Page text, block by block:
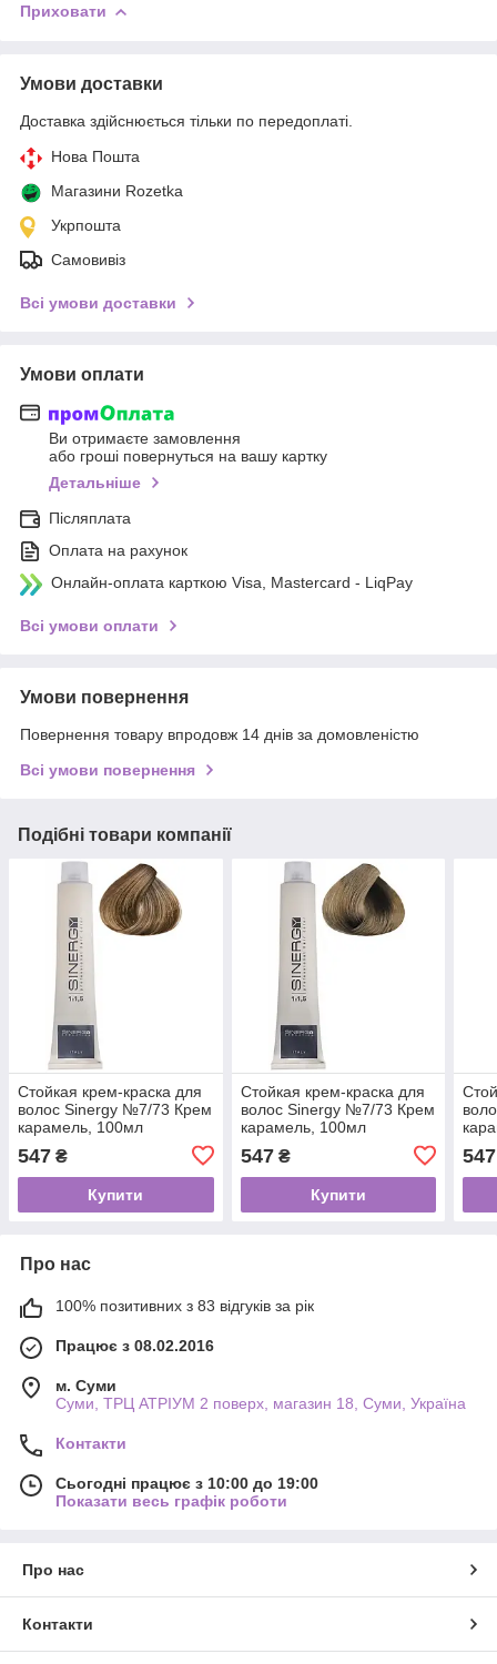
Приховати
Умови доставки
Доставка здійснюється тільки по передоплаті.
Нова Пошта
Магазини Rozetka
Укрпошта
Самовивіз
Всі умови доставки
Умови оплати
Ви отримаєте замовлення
або гроші повернуться на вашу картку
Детальніше
Післяплата
Оплата на рахунок
Онлайн-оплата карткою Visa, Mastercard - LiqPay
Всі умови оплати
Умови повернення
Повернення товару впродовж 14 днів за домовленістю
Всі умови повернення
Подібні товари компанії
Стойкая крем-краска для
волос Sinergy №7/73 Крем
карамель, 100мл
547 ₴
Купити
Стойкая крем-краска для
волос Sinergy №7/73 Крем
карамель, 100мл
547₴
Купити
547
Про нас
100% позитивних з 83 відгуків за рік
Працює з 08.02.2016
м. Суми
Суми, ТРЦ АТРІУМ 2 поверх, магазин 18, Суми, Україна
Контакти
Сьогодні працює з 10:00 до 19:00
Показати весь графік роботи
Про нас
Контакти